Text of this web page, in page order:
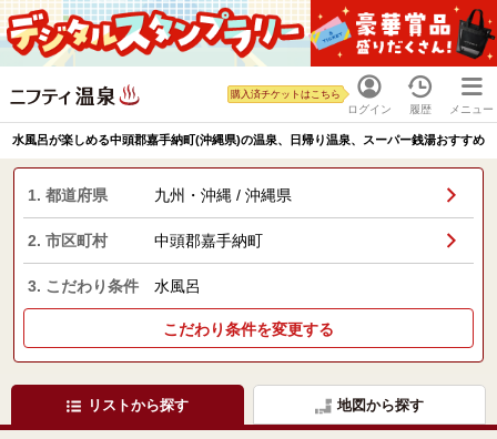
ログイン
購入済チケットはこちら
履歴 メニュー
水風呂が楽しめる中頭郡嘉手納町(沖縄県)の温泉、日帰り温泉、スーパー銭湯おすすめ
1. 都道府県 九州・沖縄 / 沖縄県
2. 市区町村 中頭郡嘉手納町
3. こだわり条件 水風呂
こだわり条件を変更する
リストから探す 地図から探す